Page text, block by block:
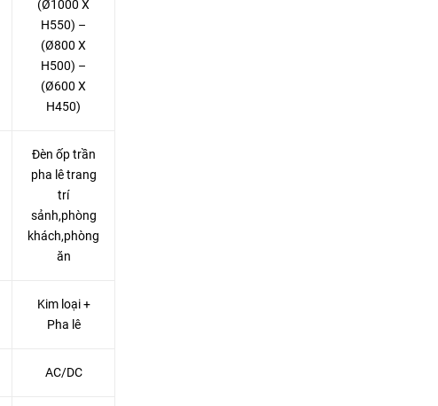
(Ø1000 X
H550) –
(Ø800 X
H500) –
(Ø600 X
H450)
Đèn ốp trần
pha lê trang
trí
sảnh,phòng
khách,phòng
ăn
Kim loại +
Pha lê
AC/DC